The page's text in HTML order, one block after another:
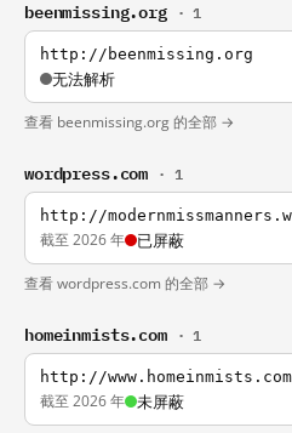
beenmissing.org · 1
http://beenmissing.org
无法解析
查看 beenmissing.org 的全部 →
wordpress.com · 1
http://
截至 2026 年 已屏蔽
查看 wordpress.com 的全部 →
homeinmists.com · 1
http://
截至 2026 年 未屏蔽